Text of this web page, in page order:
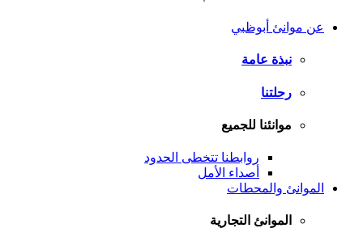
عن موانئ أبوظبي
نبذة عامة
رحلتنا
موانئنا للجميع
روابطنا تتخطى الحدود
أصداء الأمل
الموانئ والمحطات
الموانئ التجارية